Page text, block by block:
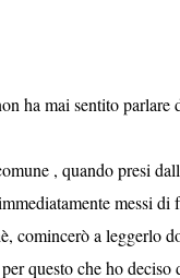
ha mai sentito
, quando presi
messi
comincerò a leggerlo
questo che ho